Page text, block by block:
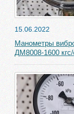
15.06.2022
Манометры
ДМ8008-1600